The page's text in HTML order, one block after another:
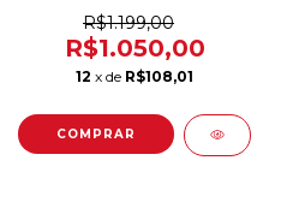
R$1.199,00
R$1.050,00
12 x de R$108,01
COMPRAR